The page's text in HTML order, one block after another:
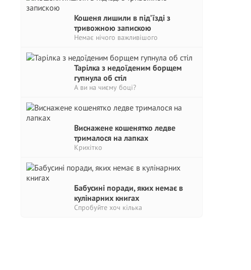
Кошеня лишили в під’їзді з
тривожною запискою
Немає нічого важливішого
Тарілка з недоїденим борщем
гупнула об стіл
А ви на чиєму боці?
Виснажене кошенятко ледве
трималося на лапках
Крихітко
Бабусині поради, яких немає в
кулінарних книгах
Спробуйте хоч кілька